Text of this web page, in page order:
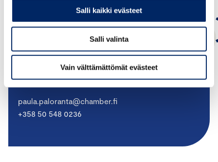
Salli kaikki evästeet
Salli valinta
Vain välttämättömät evästeet
Paula Paloranta
PÄÄSIHTEERI, MARKKINOINTIOIKEUDELLISET ASIAT
paula.paloranta@chamber.fi
+358 50 548 0236